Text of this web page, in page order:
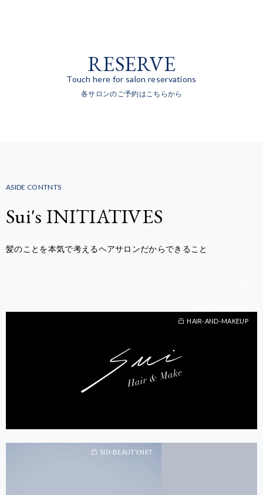
RESERVE
Touch here for salon reservations
各サロンのご予約はこちらから
ASIDE CONTNTS
Sui's INITIATIVES
髪のことを本気で考えるヘアサロンだからできること
HAIR-AND-MAKEUP
SUI-BEAUTY.NET